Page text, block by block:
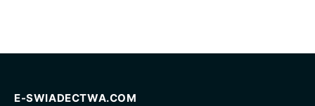
E-SWIADECTWA.COM